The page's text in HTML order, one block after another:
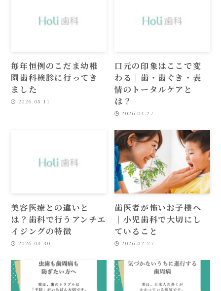
毎年恒例のこだま幼稚
園歯科検診に行ってき
ました
2026.05.11
口元の印象はここで変
わる｜歯・歯ぐき・表
情のトータルケアと
は？
2026.04.27
美容医療との違いと
は？歯科で行うアンチエ
イジングの特徴
2026.03.30
歯医者が怖いお子様へ
｜小児歯科で大切にし
ていること
2026.02.27